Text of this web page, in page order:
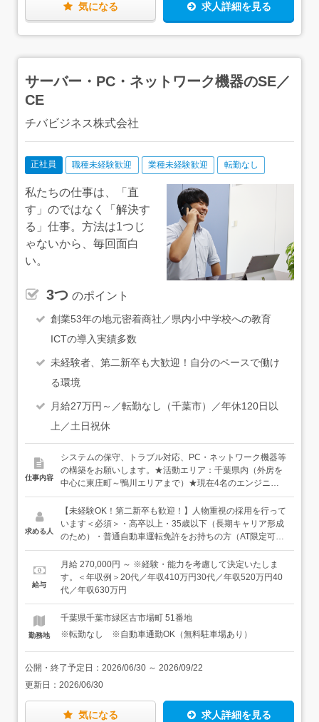
気になる 求人詳細を見る
サーバー・PC・ネットワーク機器のSE／
CE
チバビジネス株式会社
正社員 職種未経験歓迎 業種未経験歓迎 転勤なし
私たちの仕事は、「直
す」のではなく「解決す
る」仕事。方法は1つじ
ゃないから、毎回面白
い。
3つ のポイント
創業53年の地元密着商社／県内小中学校への教育
ICTの導入実績多数
未経験者、第二新卒も大歓迎！自分のペースで働け
る環境
月給27万円～／転勤なし（千葉市）／年休120日以
上／土日祝休
仕事内容
システムの保守、トラブル対応、PC・ネットワーク機器等
の構築をお願いします。★活動エリア：千葉県内（外房を
中心に東庄町～鴨川エリアまで）★現在4名のエンジニア
スタッフが活躍中（20～50代まで1名ずつ） ＋営業＋営
業アシスタントが1つのチームとして働いています★移動
は社用車にて行います（通勤で利用OK）＜入社後は…＞ま
ずは半年を目安に先輩への同行、OJT研修をメインに行い
クトラブルはこの辺をいじれば解決できる」「サーバーの
設定はここから」「タブレットの不具合はこの事例が多
い」など、よくあるトラブルをメインに解決できるように
メーカーの担当者に聞くことができる環境はあるので、安
心してくださいね！その場で解決できないものに関して
は、社内に持ち帰り修理を行ったり、メーカー修理に出す
ことも。その判断も時間をかけて教えていきますよ！
求める人
【未経験OK！第二新卒も歓迎！】人物重視の採用を行って
います＜必須＞・高卒以上・35歳以下（長期キャリア形成
のため）・普通自動車運転免許をお持ちの方（AT限定可）
＜歓迎する人物像＞・地域貢献がしたい、千葉で働きたい
と思っている方・コミュニケーションを取ることが好きな
方・簡単なPCトラブル対応の経験がある方（プライベート
での経験でもOK）
給与
月給 270,000円 ～ ※経験・能力を考慮して決定いたしま
す。＜年収例＞20代／年収410万円30代／年収520万円40
代／年収630万円
勤務地
千葉県千葉市緑区古市場町 51番地
※転勤なし ※自動車通勤OK（無料駐車場あり）
公開・終了予定日： 2026/06/30 ～ 2026/09/22
更新日： 2026/06/30
気になる 求人詳細を見る